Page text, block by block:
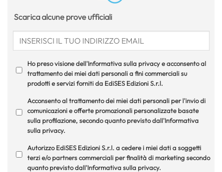
Scarica alcune prove ufficiali
Ho preso visione dell'Informativa sulla privacy e acconsento al
trattamento dei miei dati personali a fini commerciali su
prodotti e servizi forniti da EdiSES Edizioni S.r.l.
Acconsento al trattamento dei miei dati personali per l'invio di
comunicazioni e offerte promozionali personalizzate basate
sulla profilazione, secondo quanto previsto dall'Informativa
sulla privacy.
Autorizzo EdiSES Edizioni S.r.l. a cedere i miei dati a soggetti
terzi e/o partners commerciali per finalità di marketing secondo
quanto previsto dall'Informativa sulla privacy.